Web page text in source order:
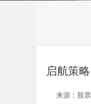
启航策
来源：股